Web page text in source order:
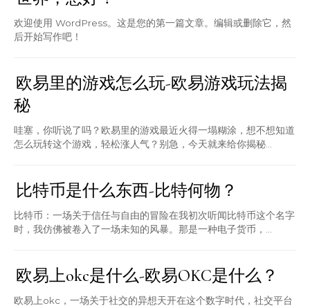
欢迎使用 WordPress。这是您的第一篇文章。编辑或删除它，然
后开始写作吧！
欧易里的游戏怎么玩-欧易游戏玩法揭
秘
哇塞，你听说了吗？欧易里的游戏最近火得一塌糊涂，想不想知道
怎么玩转这个游戏，轻松涨人气？别急，今天就来给你揭秘...
比特币是什么东西-比特何物？
比特币：一场关于信任与自由的冒险在我初次听闻比特币这个名字
时，我仿佛被卷入了一场未知的风暴。那是一种电子货币，...
欧易上okc是什么-欧易OKC是什么？
欧易上okc，一场关于社交的异想天开在这个数字时代，社交平台